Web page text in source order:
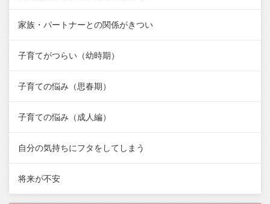
家族・パートナーとの関係がきつい
子育てがつらい（幼時期）
子育ての悩み（思春期）
子育ての悩み（成人編）
自分の気持ちにフタをしてしまう
将来が不安